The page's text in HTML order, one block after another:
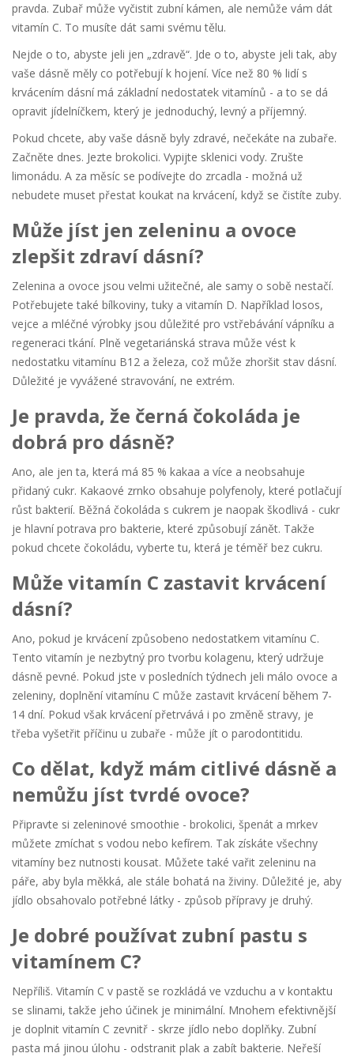
pravda. Zubař může vyčistit zubní kámen, ale nemůže vám dát
vitamín C. To musíte dát sami svému tělu.
Nejde o to, abyste jeli jen „zdravě“. Jde o to, abyste jeli tak, aby
vaše dásně měly co potřebují k hojení. Více než 80 % lidí s
krvácením dásní má základní nedostatek vitamínů - a to se dá
opravit jídelníčkem, který je jednoduchý, levný a příjemný.
Pokud chcete, aby vaše dásně byly zdravé, nečekáte na zubaře.
Začněte dnes. Jezte brokolici. Vypijte sklenici vody. Zrušte
limonádu. A za měsíc se podívejte do zrcadla - možná už
nebudete muset přestat koukat na krvácení, když se čistíte zuby.
Může jíst jen zeleninu a ovoce
zlepšit zdraví dásní?
Zelenina a ovoce jsou velmi užitečné, ale samy o sobě nestačí.
Potřebujete také bílkoviny, tuky a vitamín D. Například losos,
vejce a mléčné výrobky jsou důležité pro vstřebávání vápníku a
regeneraci tkání. Plně vegetariánská strava může vést k
nedostatku vitamínu B12 a železa, což může zhoršit stav dásní.
Důležité je vyvážené stravování, ne extrém.
Je pravda, že černá čokoláda je
dobrá pro dásně?
Ano, ale jen ta, která má 85 % kakaa a více a neobsahuje
přidaný cukr. Kakaové zrnko obsahuje polyfenoly, které potlačují
růst bakterií. Běžná čokoláda s cukrem je naopak škodlivá - cukr
je hlavní potrava pro bakterie, které způsobují zánět. Takže
pokud chcete čokoládu, vyberte tu, která je téměř bez cukru.
Může vitamín C zastavit krvácení
dásní?
Ano, pokud je krvácení způsobeno nedostatkem vitamínu C.
Tento vitamín je nezbytný pro tvorbu kolagenu, který udržuje
dásně pevné. Pokud jste v posledních týdnech jeli málo ovoce a
zeleniny, doplnění vitamínu C může zastavit krvácení během 7-
14 dní. Pokud však krvácení přetrvává i po změně stravy, je
třeba vyšetřit příčinu u zubaře - může jít o parodontitidu.
Co dělat, když mám citlivé dásně a
nemůžu jíst tvrdé ovoce?
Připravte si zeleninové smoothie - brokolici, špenát a mrkev
můžete zmíchat s vodou nebo kefírem. Tak získáte všechny
vitamíny bez nutnosti kousat. Můžete také vařit zeleninu na
páře, aby byla měkká, ale stále bohatá na živiny. Důležité je, aby
jídlo obsahovalo potřebné látky - způsob přípravy je druhý.
Je dobré používat zubní pastu s
vitamínem C?
Nepříliš. Vitamín C v pastě se rozkládá ve vzduchu a v kontaktu
se slinami, takže jeho účinek je minimální. Mnohem efektivnější
je doplnit vitamín C zevnitř - skrze jídlo nebo doplňky. Zubní
pasta má jinou úlohu - odstranit plak a zabít bakterie. Neřeší